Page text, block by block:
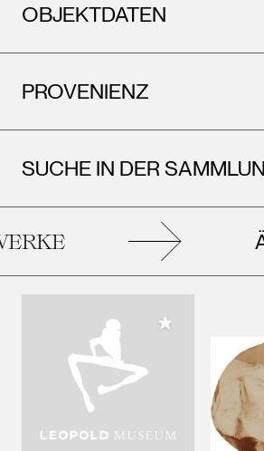
OBJEKTDATEN
PROVENIENZ
SUCHE IN DER
Meiner